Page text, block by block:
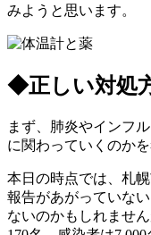
みようと思います。
◆正しい対処
まず、肺炎やインフ
に関わっていくのか
本日の時点では、札
報告があがっていな
ないのかもしれませ